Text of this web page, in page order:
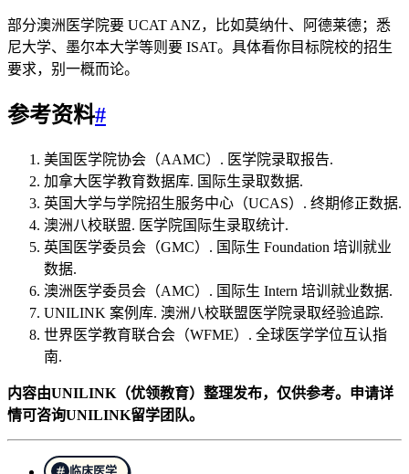
部分澳洲医学院要 UCAT ANZ，比如莫纳什、阿德莱德；悉
尼大学、墨尔本大学等则要 ISAT。具体看你目标院校的招生
要求，别一概而论。
参考资料#
美国医学院协会（AAMC）. 医学院录取报告.
加拿大医学教育数据库. 国际生录取数据.
英国大学与学院招生服务中心（UCAS）. 终期修正数据.
澳洲八校联盟. 医学院国际生录取统计.
英国医学委员会（GMC）. 国际生 Foundation 培训就业
数据.
澳洲医学委员会（AMC）. 国际生 Intern 培训就业数据.
UNILINK 案例库. 澳洲八校联盟医学院录取经验追踪.
世界医学教育联合会（WFME）. 全球医学学位互认指
南.
内容由UNILINK（优领教育）整理发布，仅供参考。申请详
情可咨询UNILINK留学团队。
临床医学